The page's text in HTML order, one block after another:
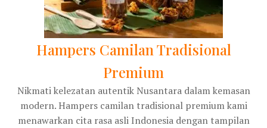
Hampers Camilan Tradisional
Premium
Nikmati kelezatan autentik Nusantara dalam kemasan
modern. Hampers camilan tradisional premium kami
menawarkan cita rasa asli Indonesia dengan tampilan